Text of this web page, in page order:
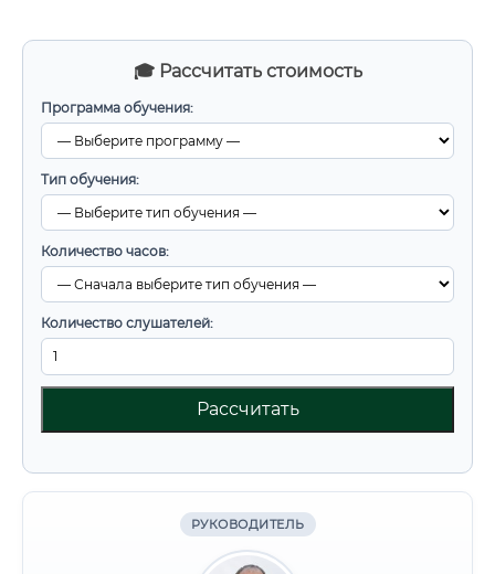
🎓 Рассчитать стоимость
Программа обучения:
Тип обучения:
Количество часов:
Количество слушателей:
Рассчитать
РУКОВОДИТЕЛЬ